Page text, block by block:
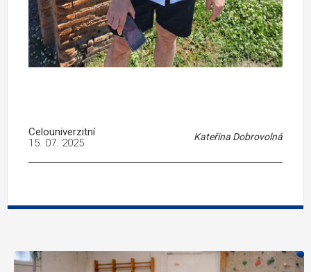
Celouniverzitní Kateřina Dobrovolná
15. 07. 2025